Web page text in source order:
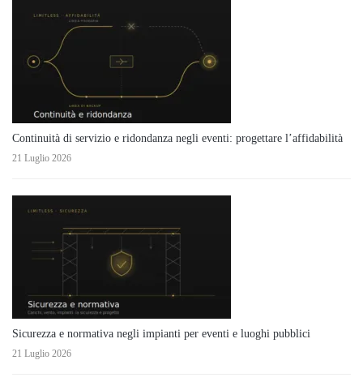
Continuità di servizio e ridondanza negli eventi: progettare l’affidabilità
21 Luglio 2026
Sicurezza e normativa negli impianti per eventi e luoghi pubblici
21 Luglio 2026